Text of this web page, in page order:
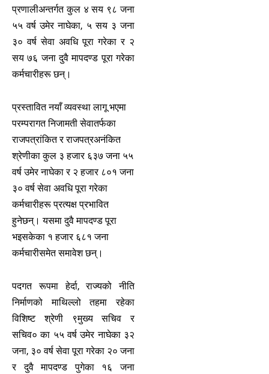
प्रणालीअन्तर्गत कुल ४ सय ९८ जना
५५ वर्ष उमेर नाघेका, ५ सय ३ जना
३० वर्ष सेवा अवधि पूरा गरेका र २
सय ७६ जना दुवै मापदण्ड पूरा गरेका
कर्मचारीहरू छन्।
प्रस्तावित नयाँ व्यवस्था लागू भएमा
परम्परागत निजामती सेवातर्फका
राजपत्रांकित र राजपत्रअनंकित
श्रेणीका कुल ३ हजार ६३७ जना ५५
वर्ष उमेर नाघेका र २ हजार ८०१ जना
३० वर्ष सेवा अवधि पूरा गरेका
कर्मचारीहरू प्रत्यक्ष प्रभावित
हुनेछन्। यसमा दुवै मापदण्ड पूरा
भइसकेका १ हजार ६८१ जना
कर्मचारीसमेत समावेश छन्।
पदगत रूपमा हेर्दा, राज्यको नीति
निर्माणको माथिल्लो तहमा रहेका
विशिष्ट श्रेणी ९मुख्य सचिव र
सचिव० का ५५ वर्ष उमेर नाघेका ३२
जना, ३० वर्ष सेवा पूरा गरेका २० जना
र दुवै मापदण्ड पुगेका १६ जना